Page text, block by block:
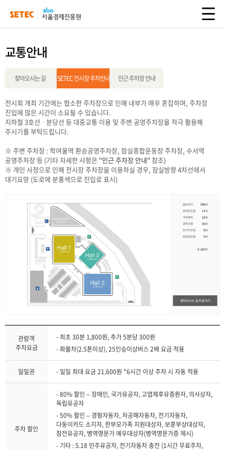
교통안내
찾아오시는 길 SETEC 전시장 주차안내 인근 주차장 안내
전시회 개최 기간에는 협소한 주차장으로 인해 내부가 매우 혼잡하며, 주차장
진입에 많은 시간이 소요될 수 있습니다.
지하철 3호선ㆍ분당선 등 대중교통 이용 및 주변 공영주차장을 적극 활용해
주시기를 부탁드립니다.
※ 주변 주차장 : 학여울역 환승공영주차장, 잠실종합운동장 주차장, 수서역
공영주차장 등 (기타 자세한 사항은 "인근 주차장 안내" 참조)
※ 개인 사정으로 인해 전시장 주차장을 이용하실 경우, 잠실방향 4차선에서
대기요망 (도로에 분홍색으로 진입로 표시)
관람객
주차요금
- 최초 30분 1,800원, 추가 5분당 300원
- 화물차(2.5톤이상), 25인승이상버스 2배 요금 적용
일일권 - 일일 최대 요금 21,600원 *6시간 이상 주차 시 자동 적용
주차 할인
- 80% 할인 – 장애인, 국가유공자, 고엽제후유증환자, 의사상자,
독립유공자
- 50% 할인 – 경형자동차, 저공해자동차, 전기자동차,
다둥이카드 소지자, 한부모가족 지원대상자, 보훈부상대상자,
참전유공자, 병역명문가 예우대상자(병역명문가증 제시)
- 기타 : 5.18 민주유공자, 전기자동차 충전 (1시간 무료주차,